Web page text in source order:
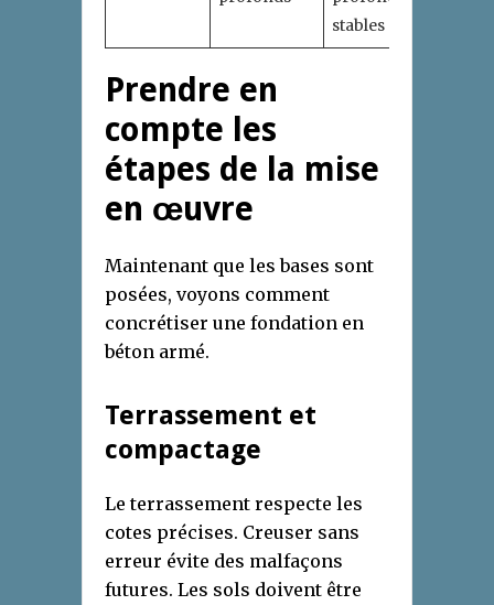
stables
Prendre en
compte les
étapes de la mise
en œuvre
Maintenant que les bases sont
posées, voyons comment
concrétiser une fondation en
béton armé.
Terrassement et
compactage
Le terrassement respecte les
cotes précises. Creuser sans
erreur évite des malfaçons
futures. Les sols doivent être